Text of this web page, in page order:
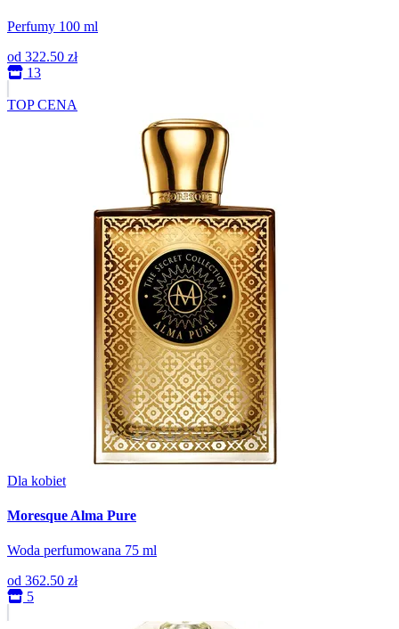
Perfumy 100 ml
od 322.50 zł
13
TOP CENA
Dla kobiet
Moresque Alma Pure
Woda perfumowana 75 ml
od 362.50 zł
5